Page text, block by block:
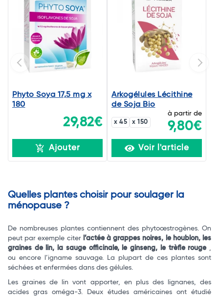
Phyto Soya 17,5 mg x
180
29,82€
Ajouter
Arkogélules Lécithine
de Soja Bio
x 45 x 150
à partir de
9,80€
Voir l'article
Quelles plantes choisir pour soulager la
ménopause ?
De nombreuses plantes contiennent des phytoœstrogènes. On
peut par exemple citer l’actée à grappes noires, le houblon, les
graines de lin, la sauge officinale, le ginseng, le trèfle rouge ,
ou encore l’igname sauvage. La plupart de ces plantes sont
séchées et enfermées dans des gélules.
Les graines de lin vont apporter, en plus des lignanes, des
acides gras oméga-3. Deux études américaines ont étudié